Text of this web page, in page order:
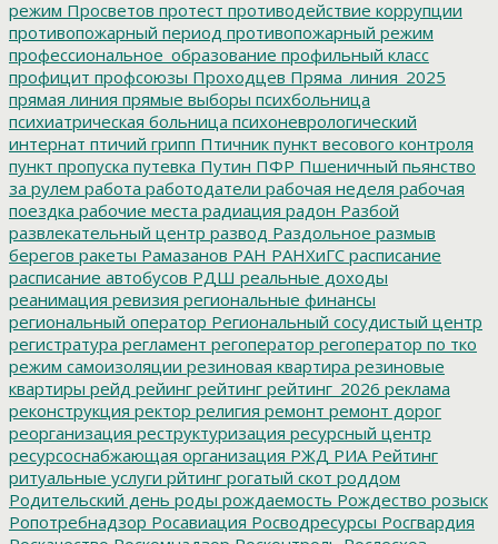
режим Просветов протест противодействие коррупции
противопожарный период противопожарный режим
профессиональное_образование профильный класс
профицит профсоюзы Проходцев Пряма_линия_2025
прямая линия прямые выборы психбольница
психиатрическая больница психоневрологический
интернат птичий грипп Птичник пункт весового контроля
пункт пропуска путевка Путин ПФР Пшеничный пьянство
за рулем работа работодатели рабочая неделя рабочая
поездка рабочие места радиация радон Разбой
развлекательный центр развод Раздольное размыв
берегов ракеты Рамазанов РАН РАНХиГС расписание
расписание автобусов РДШ реальные доходы
реанимация ревизия региональные финансы
региональный оператор Региональный сосудистый центр
регистратура регламент регоператор регоператор по тко
режим самоизоляции резиновая квартира резиновые
квартиры рейд рейинг рейтинг рейтинг_2026 реклама
реконструкция ректор религия ремонт ремонт дорог
реорганизация реструктуризация ресурсный центр
ресурсоснабжающая организация РЖД РИА Рейтинг
ритуальные услуги рйтинг рогатый скот роддом
Родительский день роды рождаемость Рождество розыск
Ропотребнадзор Росавиация Росводресурсы Росгвардия